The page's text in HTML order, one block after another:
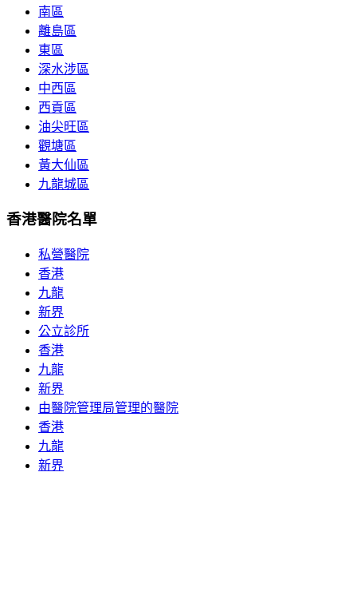
南區
離島區
東區
深水涉區
中西區
西貢區
油尖旺區
觀塘區
黃大仙區
九龍城區
香港醫院名單
私營醫院
香港
九龍
新界
公立診所
香港
九龍
新界
由醫院管理局管理的醫院
香港
九龍
新界